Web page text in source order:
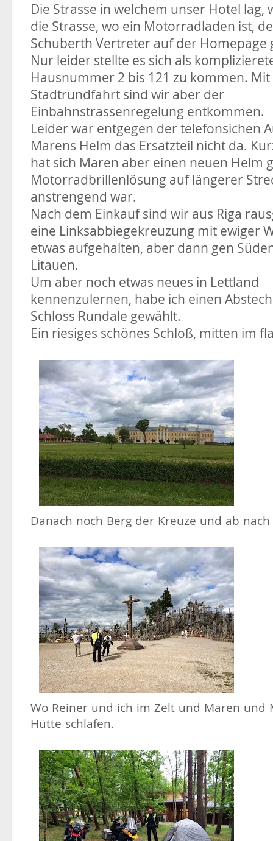
Die Strasse in welchem unser Hotel lag,
die Strasse, wo ein Motorradladen ist,
Schuberth Vertreter auf der Homepage
Nur leider stellte es sich als
Hausnummer 2 bis 121 zu kommen.
Stadtrundfahrt sind wir aber der
Einbahnstrassenregelung entkommen.
Leider war entgegen der telefonsichen
Marens Helm das Ersatzteil nicht da.
hat sich Maren aber einen neuen Helm
Motorradbrillenlösung auf längerer
anstrengend war.
Nach dem Einkauf sind wir aus Riga
eine Linksabbiegekreuzung mit ewiger
etwas aufgehalten, aber dann gen
Litauen.
Um aber noch etwas neues in Lettland
kennenzulernen, habe ich einen
Schloss Rundale gewählt.
Ein riesiges schönes Schloß, mitten im
Danach noch Berg der Kreuze und ab
Wo Reiner und ich im Zelt und Maren und
Hütte schlafen.